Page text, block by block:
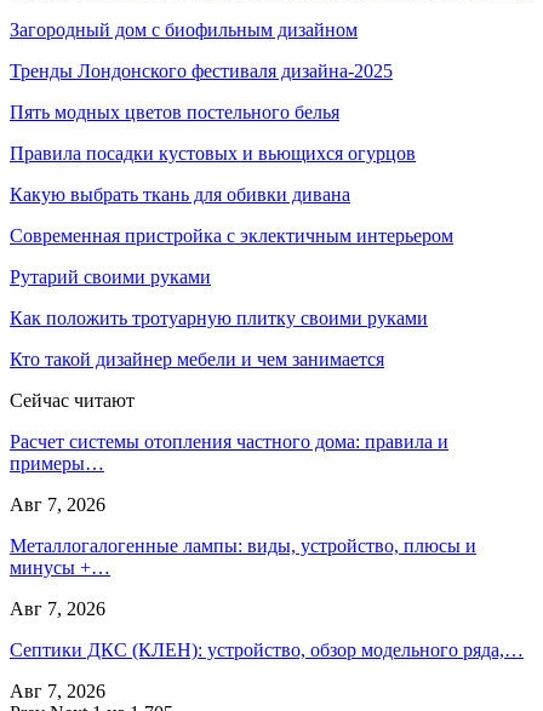
Загородный дом с биофильным дизайном
Тренды Лондонского фестиваля дизайна-2025
Пять модных цветов постельного белья
Правила посадки кустовых и вьющихся огурцов
Какую выбрать ткань для обивки дивана
Современная пристройка с эклектичным интерьером
Рутарий своими руками
Как положить тротуарную плитку своими руками
Кто такой дизайнер мебели и чем занимается
Сейчас читают
Расчет системы отопления частного дома: правила и
примеры…
Авг 7, 2026
Металлогалогенные лампы: виды, устройство, плюсы и
минусы +…
Авг 7, 2026
Септики ДКС (КЛЕН): устройство, обзор модельного ряда,…
Авг 7, 2026